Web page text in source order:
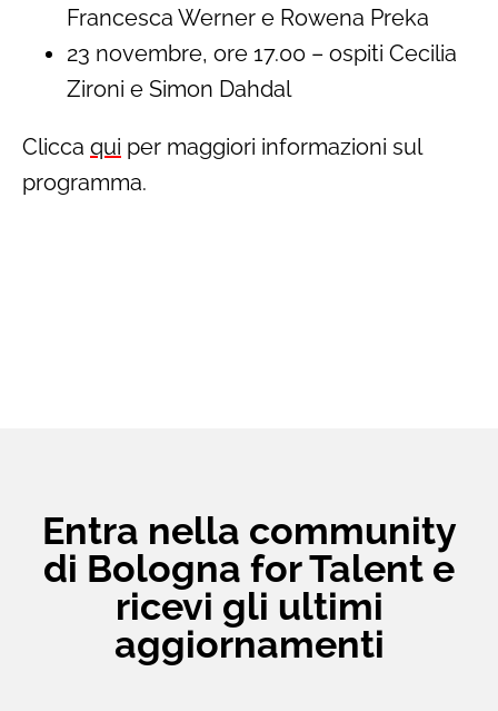
Francesca Werner e Rowena Preka
23 novembre, ore 17.00 – ospiti Cecilia
Zironi e Simon Dahdal
Clicca qui per maggiori informazioni sul
programma.
Entra nella community
di Bologna for Talent e
ricevi gli ultimi
aggiornamenti